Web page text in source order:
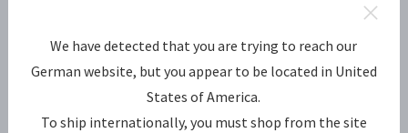
We have detected that you are trying to reach our
German website, but you appear to be located in United
States of America.
To ship internationally, you must shop from the site